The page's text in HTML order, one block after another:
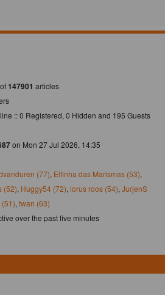
147901 articles
:: 0 Registered, 0 Hidden and 195 Guests
on Mon 27 Jul 2026, 14:35
(77), Elfinha das Marismas (53),
(52), Huggy54 (72), iorus roos (54), JurjenS
, twan (63)
over the past five minutes